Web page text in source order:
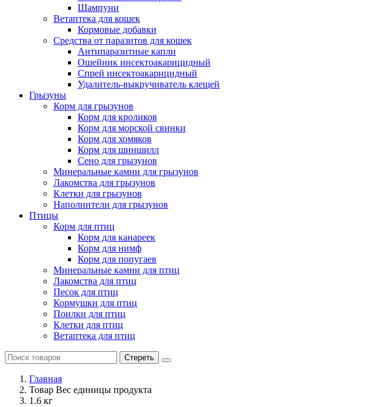
Шампуни
Ветаптека для кошек
Кормовые добавки
Средства от паразитов для кошек
Антипаразитные капли
Ошейник инсектоакарицидный
Спрей инсектоакарицидный
Удалитель-выкручиватель клещей
Грызуны
Корм для грызунов
Корм для кроликов
Корм для морской свинки
Корм для хомяков
Корм для шиншилл
Сено для грызунов
Минеральные камни для грызунов
Лакомства для грызунов
Клетки для грызунов
Наполнители для грызунов
Птицы
Корм для птиц
Корм для канареек
Корм для нимф
Корм для попугаев
Минеральные камни для птиц
Лакомства для птиц
Песок для птиц
Кормушки для птиц
Поилки для птиц
Клетки для птиц
Ветаптека для птиц
Стереть
Главная
Товар Вес единицы продукта
1.6 кг